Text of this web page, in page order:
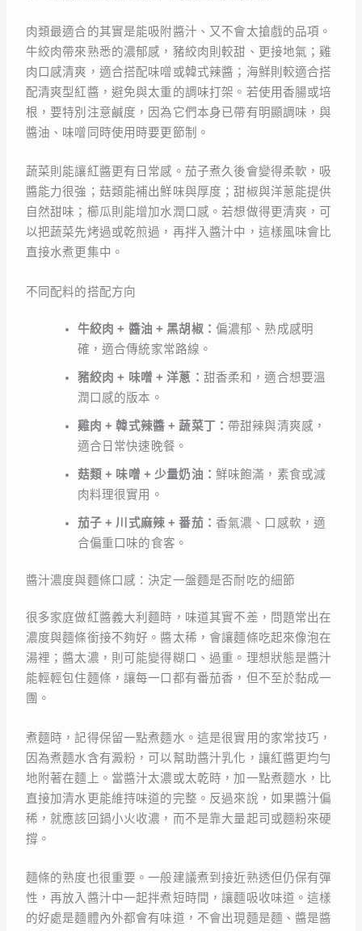
肉類最適合的其實是能吸附醬汁、又不會太搶戲的品項。
牛絞肉帶來熟悉的濃郁感，豬絞肉則較甜、更接地氣；雞
肉口感清爽，適合搭配味噌或韓式辣醬；海鮮則較適合搭
配清爽型紅醬，避免與太重的調味打架。若使用香腸或培
根，要特別注意鹹度，因為它們本身已帶有明顯調味，與
醬油、味噌同時使用時要更節制。
蔬菜則能讓紅醬更有日常感。茄子煮久後會變得柔軟，吸
醬能力很強；菇類能補出鮮味與厚度；甜椒與洋蔥能提供
自然甜味；櫛瓜則能增加水潤口感。若想做得更清爽，可
以把蔬菜先烤過或乾煎過，再拌入醬汁中，這樣風味會比
直接水煮更集中。
不同配料的搭配方向
牛絞肉 + 醬油 + 黑胡椒： 偏濃郁、熟成感明
確，適合傳統家常路線。
豬絞肉 + 味噌 + 洋蔥： 甜香柔和，適合想要溫
潤口感的版本。
雞肉 + 韓式辣醬 + 蔬菜丁： 帶甜辣與清爽感，
適合日常快速晚餐。
菇類 + 味噌 + 少量奶油： 鮮味飽滿，素食或減
肉料理很實用。
茄子 + 川式麻辣 + 番茄： 香氣濃、口感軟，適
合偏重口味的食客。
醬汁濃度與麵條口感：決定一盤麵是否耐吃的細節
很多家庭做紅醬義大利麵時，味道其實不差，問題常出在
濃度與麵條銜接不夠好。醬太稀，會讓麵條吃起來像泡在
湯裡；醬太濃，則可能變得糊口、過重。理想狀態是醬汁
能輕輕包住麵條，讓每一口都有番茄香，但不至於黏成一
團。
煮麵時，記得保留一點煮麵水。這是很實用的家常技巧，
因為煮麵水含有澱粉，可以幫助醬汁乳化，讓紅醬更均勻
地附著在麵上。當醬汁太濃或太乾時，加一點煮麵水，比
直接加清水更能維持味道的完整。反過來說，如果醬汁偏
稀，就應該回鍋小火收濃，而不是靠大量起司或麵粉來硬
撐。
麵條的熟度也很重要。一般建議煮到接近熟透但仍保有彈
性，再放入醬汁中一起拌煮短時間，讓麵吸收味道。這樣
的好處是麵體內外都會有味道，不會出現麵是麵、醬是醬